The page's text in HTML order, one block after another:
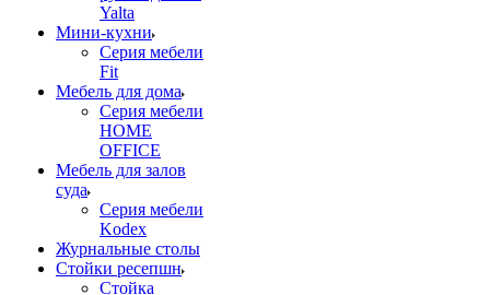
Yalta
Мини-кухни
Серия мебели
Fit
Мебель для дома
Серия мебели
HOME
OFFICE
Мебель для залов
суда
Серия мебели
Kodex
Журнальные столы
Стойки ресепшн
Стойка